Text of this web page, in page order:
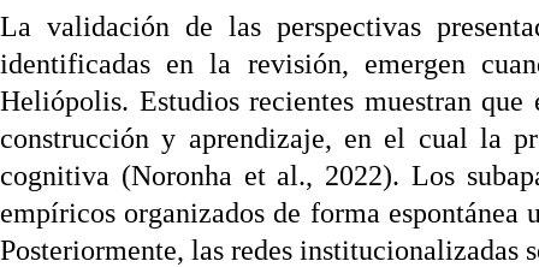
La validación de las perspectivas
identificadas en la revisión, emergen
Heliópolis. Estudios recientes muestran
construcción y aprendizaje, en el cual la
cognitiva (Noronha et al., 2022). Los
empíricos organizados de forma
Posteriormente, las redes institucionalizadas